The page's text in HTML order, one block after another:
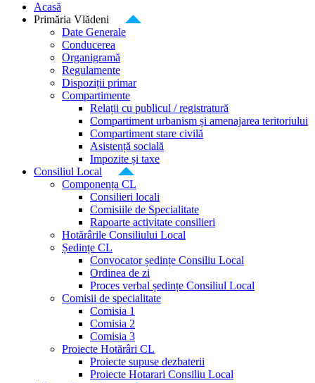
Acasă
Primăria Vlădeni
Date Generale
Conducerea
Organigramă
Regulamente
Dispoziții primar
Compartimente
Relații cu publicul / registratură
Compartiment urbanism și amenajarea teritoriului
Compartiment stare civilă
Asistență socială
Impozite și taxe
Consiliul Local
Componența CL
Consilieri locali
Comisiile de Specialitate
Rapoarte activitate consilieri
Hotărârile Consiliului Local
Ședințe CL
Convocator ședințe Consiliu Local
Ordinea de zi
Proces verbal ședințe Consiliul Local
Comisii de specialitate
Comisia 1
Comisia 2
Comisia 3
Proiecte Hotărâri CL
Proiecte supuse dezbaterii
Proiecte Hotarari Consiliu Local